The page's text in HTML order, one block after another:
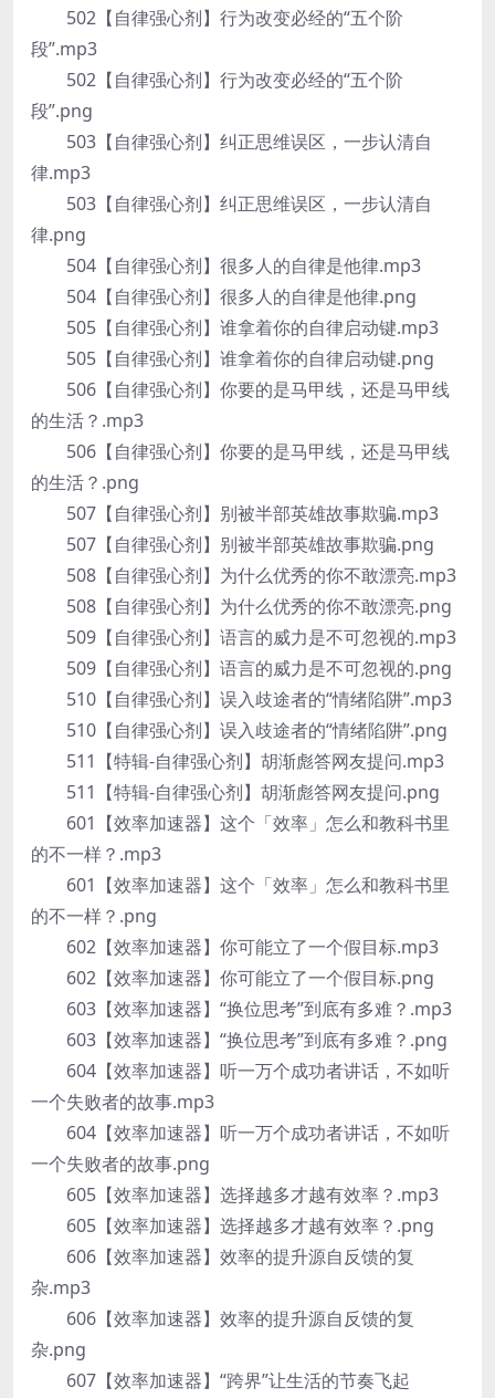
502【自律强心剂】行为改变必经的“五个阶
段”.mp3
502【自律强心剂】行为改变必经的“五个阶
段”.png
503【自律强心剂】纠正思维误区，一步认清自
律.mp3
503【自律强心剂】纠正思维误区，一步认清自
律.png
504【自律强心剂】很多人的自律是他律.mp3
504【自律强心剂】很多人的自律是他律.png
505【自律强心剂】谁拿着你的自律启动键.mp3
505【自律强心剂】谁拿着你的自律启动键.png
506【自律强心剂】你要的是马甲线，还是马甲线
的生活？.mp3
506【自律强心剂】你要的是马甲线，还是马甲线
的生活？.png
507【自律强心剂】别被半部英雄故事欺骗.mp3
507【自律强心剂】别被半部英雄故事欺骗.png
508【自律强心剂】为什么优秀的你不敢漂亮.mp3
508【自律强心剂】为什么优秀的你不敢漂亮.png
509【自律强心剂】语言的威力是不可忽视的.mp3
509【自律强心剂】语言的威力是不可忽视的.png
510【自律强心剂】误入歧途者的“情绪陷阱”.mp3
510【自律强心剂】误入歧途者的“情绪陷阱”.png
511【特辑-自律强心剂】胡渐彪答网友提问.mp3
511【特辑-自律强心剂】胡渐彪答网友提问.png
601【效率加速器】这个「效率」怎么和教科书里
的不一样？.mp3
601【效率加速器】这个「效率」怎么和教科书里
的不一样？.png
602【效率加速器】你可能立了一个假目标.mp3
602【效率加速器】你可能立了一个假目标.png
603【效率加速器】“换位思考”到底有多难？.mp3
603【效率加速器】“换位思考”到底有多难？.png
604【效率加速器】听一万个成功者讲话，不如听
一个失败者的故事.mp3
604【效率加速器】听一万个成功者讲话，不如听
一个失败者的故事.png
605【效率加速器】选择越多才越有效率？.mp3
605【效率加速器】选择越多才越有效率？.png
606【效率加速器】效率的提升源自反馈的复
杂.mp3
606【效率加速器】效率的提升源自反馈的复
杂.png
607【效率加速器】“跨界”让生活的节奏飞起